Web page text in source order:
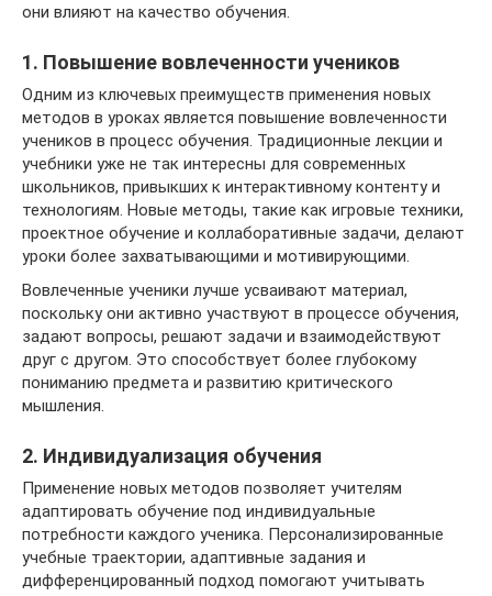
они влияют на качество обучения.
1. Повышение вовлеченности учеников
Одним из ключевых преимуществ применения новых
методов в уроках является повышение вовлеченности
учеников в процесс обучения. Традиционные лекции и
учебники уже не так интересны для современных
школьников, привыкших к интерактивному контенту и
технологиям. Новые методы, такие как игровые техники,
проектное обучение и коллаборативные задачи, делают
уроки более захватывающими и мотивирующими.
Вовлеченные ученики лучше усваивают материал,
поскольку они активно участвуют в процессе обучения,
задают вопросы, решают задачи и взаимодействуют
друг с другом. Это способствует более глубокому
пониманию предмета и развитию критического
мышления.
2. Индивидуализация обучения
Применение новых методов позволяет учителям
адаптировать обучение под индивидуальные
потребности каждого ученика. Персонализированные
учебные траектории, адаптивные задания и
дифференцированный подход помогают учитывать